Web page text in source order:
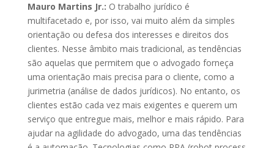
Mauro Martins Jr.: O trabalho jurídico é
multifacetado e, por isso, vai muito além da simples
orientação ou defesa dos interesses e direitos dos
clientes. Nesse âmbito mais tradicional, as tendências
são aquelas que permitem que o advogado forneça
uma orientação mais precisa para o cliente, como a
jurimetria (análise de dados jurídicos). No entanto, os
clientes estão cada vez mais exigentes e querem um
serviço que entregue mais, melhor e mais rápido. Para
ajudar na agilidade do advogado, uma das tendências